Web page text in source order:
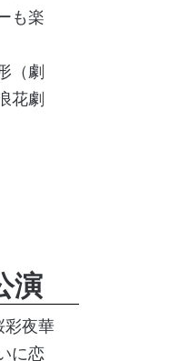
も楽
（劇
花劇
演
彩夜華
に恋